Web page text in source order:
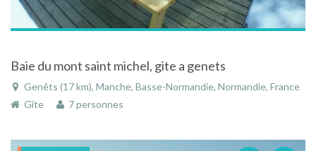
Baie du mont saint michel, gite a genets
Genêts (17 km), Manche, Basse-Normandie, Normandie, France
Gîte
7 personnes